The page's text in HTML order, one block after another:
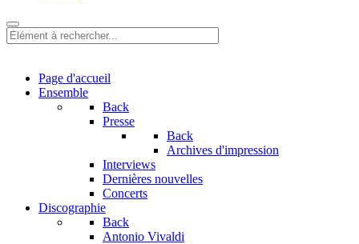
Page d'accueil
Ensemble
Back
Presse
Back
Archives d'impression
Interviews
Dernières nouvelles
Concerts
Discographie
Back
Antonio Vivaldi